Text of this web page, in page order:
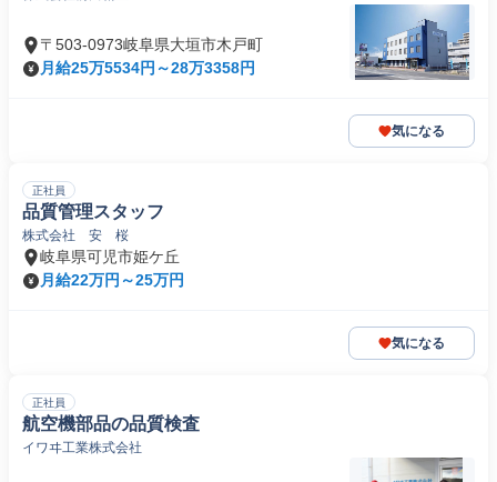
〒503-0973岐阜県大垣市木戸町
月給25万5534円～28万3358円
気になる
正社員
品質管理スタッフ
株式会社 安 桜
岐阜県可児市姫ケ丘
月給22万円～25万円
気になる
正社員
航空機部品の品質検査
イワヰ工業株式会社